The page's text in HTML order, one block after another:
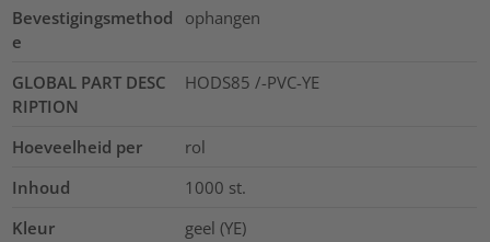
Bevestigingsmethod
e
ophangen
GLOBAL PART DESC
RIPTION
HODS85 /-PVC-YE
Hoeveelheid per
rol
Inhoud
1000 st.
Kleur
geel (YE)